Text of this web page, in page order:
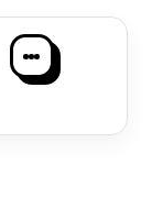
statt Masse